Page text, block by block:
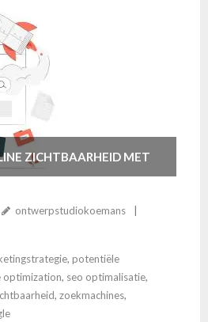
ZICHTBAARHEID MET
ontwerpstudiokoemans
, potentiële
optimization, seo optimalisatie,
, zoekmachines,